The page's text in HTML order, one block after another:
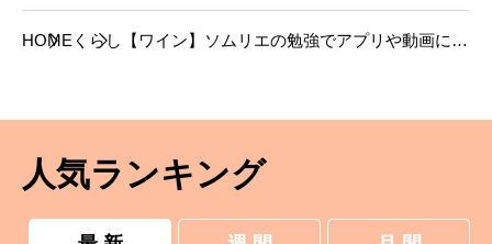
HOME くらし
【ワイン】ソムリエの勉強でアプリや動画に助
人気ランキング